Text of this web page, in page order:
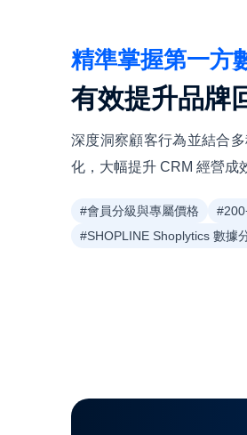
精準掌握第一方
有效提升品牌
深度洞察顧客行為並結合
化，大幅提升 CRM 經營成
#會員分級與專屬價格
#SHOPLINE Shoplytics 數據